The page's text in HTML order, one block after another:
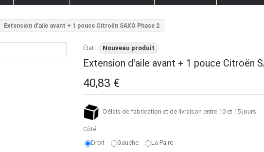
Extension d'aile avant + 1 pouce Citroën SAXO Phase 2
État :
Nouveau produit
Extension d'aile avant + 1 pouce Citroën
40,83 €
Délais de fabrication et de livraison entre 10 et 15 jours
Côté
Droit
Gauche La Paire